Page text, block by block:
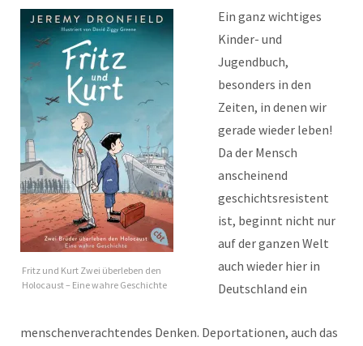
Fritz und Kurt Zwei überleben den
Holocaust – Eine wahre Geschichte
Ein ganz wichtiges
Kinder- und
Jugendbuch,
besonders in den
Zeiten, in denen wir
gerade wieder leben!
Da der Mensch
anscheinend
geschichtsresistent
ist, beginnt nicht nur
auf der ganzen Welt
auch wieder hier in
Deutschland ein
menschenverachtendes Denken. Deportationen, auch das